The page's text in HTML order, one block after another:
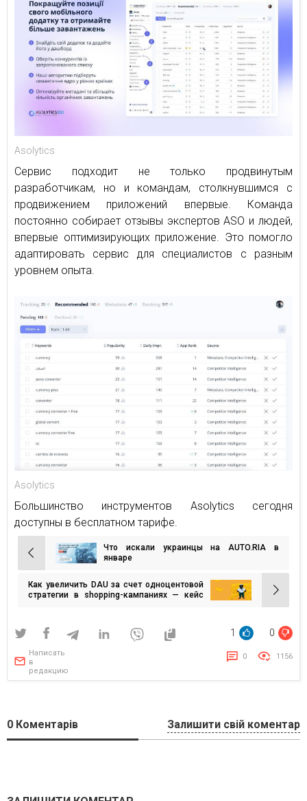
Asolytics
Сервис подходит не только продвинутым
разработчикам, но и командам, столкнувшимся с
продвижением приложений впервые. Команда
постоянно собирает отзывы экспертов ASO и людей,
впервые оптимизирующих приложение. Это помогло
адаптировать сервис для специалистов с разным
уровнем опыта.
Asolytics
Большинство инструментов Asolytics сегодня
доступны в бесплатном тарифе.
Навигация
по
записям
Что искали украинцы на AUTO.RIA в
январе
Как увеличить DAU за счет одноцентовой
стратегии в shopping-кампаниях — кейс
1 0
Написать
в
редакцию
0 1156
0 Коментарів Залишити свій коментар